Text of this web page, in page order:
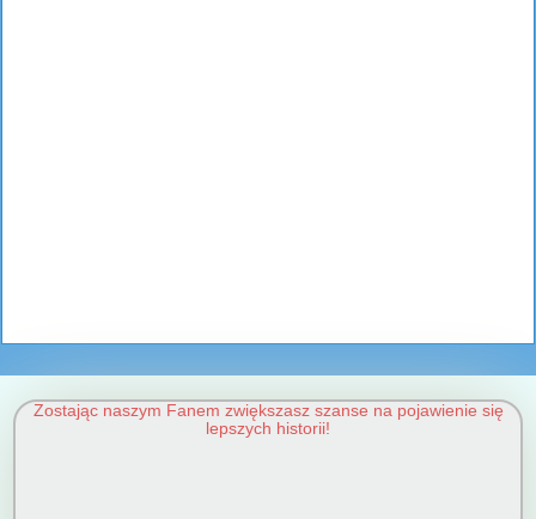
Zostając naszym Fanem zwiększasz szanse na pojawienie się
lepszych historii!